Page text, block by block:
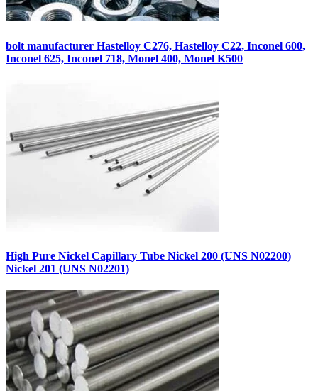
bolt manufacturer Hastelloy C276, Hastelloy C22, Inconel 600,
Inconel 625, Inconel 718, Monel 400, Monel K500
High Pure Nickel Capillary Tube Nickel 200 (UNS N02200)
Nickel 201 (UNS N02201)